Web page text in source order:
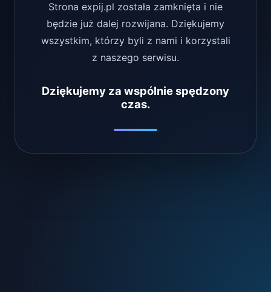
Strona expij.pl została zamknięta i nie
będzie już dalej rozwijana. Dziękujemy
wszystkim, którzy byli z nami i korzystali
z naszego serwisu.
Dziękujemy za wspólnie spędzony
czas.